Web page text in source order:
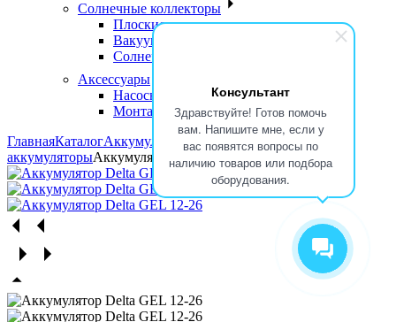
Консультант
Здравствуйте! Готов помочь
вам. Напишите мне, если у
вас появятся вопросы по
наличию товаров или подбора
оборудования.
Солнечные коллекторы
Плоские солнечные коллекторы
Вакуумные солнечные коллекторы
Солнечные водонагреватели
Аксессуары
Насосные группы
Монтажные элементы
ГлавнаяКаталогАккумуляторыГелевые
аккумуляторыАккумулятор Delta GEL 12-26